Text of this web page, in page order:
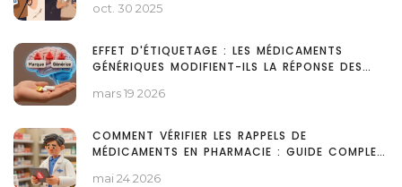
oct. 30 2025
EFFET D'ÉTIQUETAGE : LES MÉDICAMENTS
GÉNÉRIQUES MODIFIENT-ILS LA RÉPONSE DES
mars 19 2026
COMMENT VÉRIFIER LES RAPPELS DE
MÉDICAMENTS EN PHARMACIE : GUIDE COMPLET
mai 24 2026